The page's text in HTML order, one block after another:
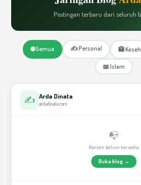
Postingan terbaru dari seluruh
🌐 Semua ✍️ Personal 🏥
📖 Islam
✍️ Arda Dinata
ardadinata.com
📭
Konten belum tersedia
Buka blog →